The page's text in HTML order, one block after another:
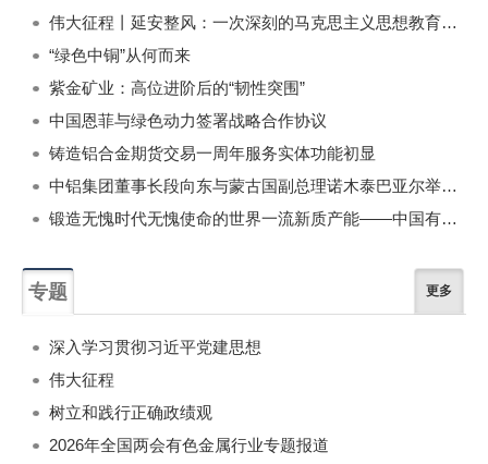
伟大征程丨延安整风：一次深刻的马克思主义思想教育运动
“绿色中铜”从何而来
紫金矿业：高位进阶后的“韧性突围”
中国恩菲与绿色动力签署战略合作协议
铸造铝合金期货交易一周年服务实体功能初显
中铝集团董事长段向东与蒙古国副总理诺木泰巴亚尔举行会谈
锻造无愧时代无愧使命的世界一流新质产能——中国有色金属工业的战略应对与破局之道（二）
专题 更多
深入学习贯彻习近平党建思想
伟大征程
树立和践行正确政绩观
2026年全国两会有色金属行业专题报道